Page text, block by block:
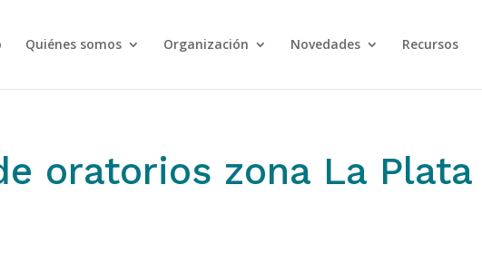
Quiénes somos Organización Novedades Recursos
oratorios zona La Plata